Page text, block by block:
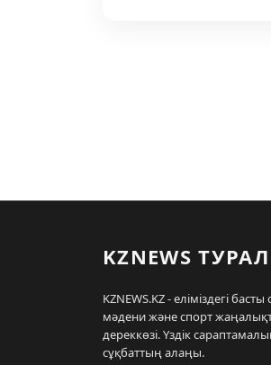
KZNEWS
KZNEWS.KZ - еліміздегі
мәдени және спорт
дереккөзі. Үздік
сұқбаттың алаңы.